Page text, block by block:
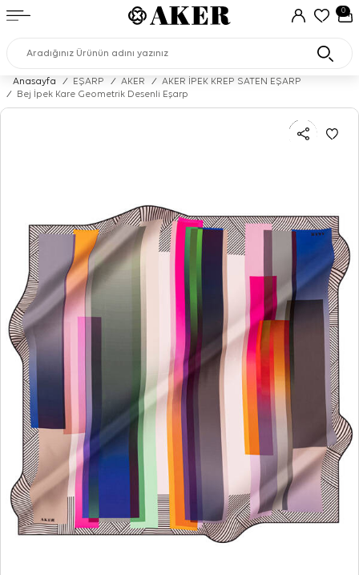
0
Anasayfa / EŞARP / AKER /
AKER İPEK KREP SATEN EŞARP
/
Bej İpek Kare Geometrik Desenli Eşarp